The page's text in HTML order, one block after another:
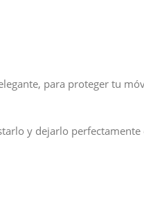
para proteger tu
y dejarlo perfectamente